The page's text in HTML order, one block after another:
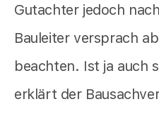
Gutachter jedoch
Bauleiter versprach
beachten. Ist ja auch
erklärt der